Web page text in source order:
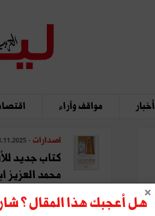
أخبار مواقف وآراء
اصدارات - 18.11.2025
كتاب جديد
محمد العزيز
هل أعجبك هذا المقال ؟